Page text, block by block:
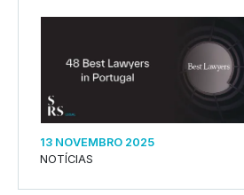
13 NOVEMBRO 2025
NOTÍCIAS